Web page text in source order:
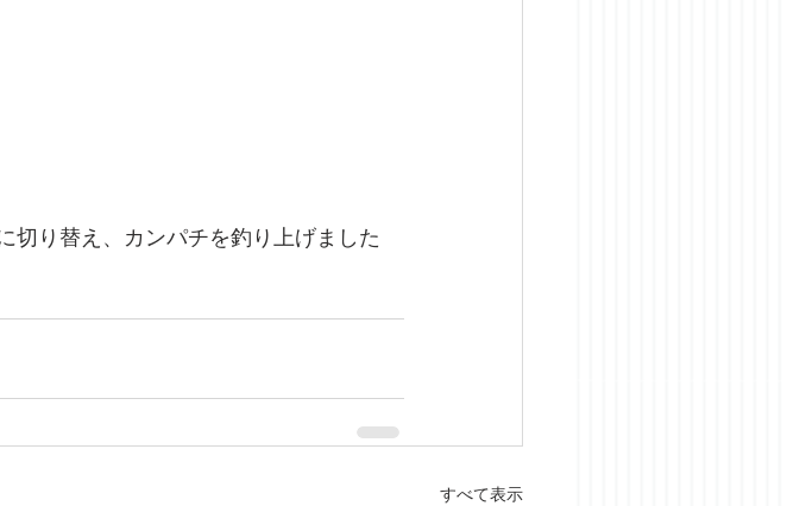
切り替え、カンパチを釣り上げました
すべて表示